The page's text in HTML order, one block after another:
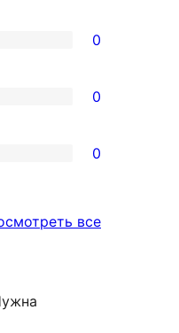
0
0
0
всеотзывы